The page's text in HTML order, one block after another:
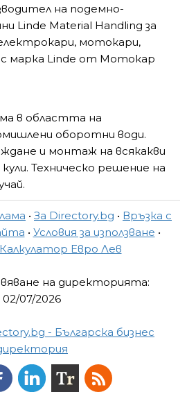
на подемно-
Linde Material Handling за
мотокари,
марка Linde от Мотокар
в областта на
оборотни води.
и монтаж на всякакви
Техническо решение на
• За Directory.bg • Връзка с
• Условия за използване •
Калкулатор Евро Лев
на директорията:
02/07/2026
- Българска бизнес